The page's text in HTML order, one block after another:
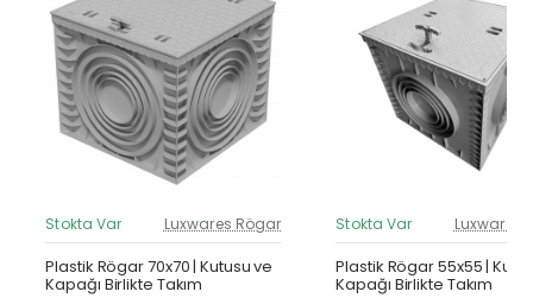
Güncel Fiyat
Yeni Ürün
Stokta Var Luxwares Rögar
Plastik Rögar 70x70 | Kutusu ve
Kapağı Birlikte Takım
Stokta Var Luxwares
Plastik Rögar 55x55 |
Kapağı Birlikte Takım